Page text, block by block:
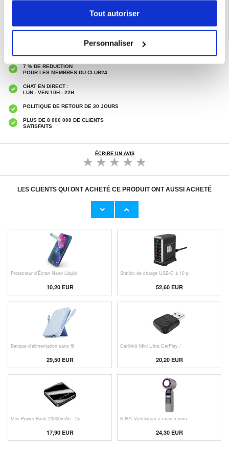
Tout autoriser
Personnaliser
7 % DE RÉDUCTION
POUR LES MEMBRES DU CLUB24
CHAT EN DIRECT :
LUN - VEN 10H - 22H
POLITIQUE DE RETOUR DE 30 JOURS
PLUS DE 8 000 000 DE CLIENTS
SATISFAITS
ÉCRIRE UN AVIS
LES CLIENTS QUI ONT ACHETÉ CE PRODUIT ONT AUSSI ACHETÉ
Câble Apple Lightning d'Origin
Protecteur d'Écran Nano Liquid
10,20 EUR
Station de charge USB-C à 10 p
52,60 EUR
Banque d'alimentation sans fil
29,50 EUR
Carlinkit Mini Ultra CarPlay /
20,20 EUR
Mini Power Bank 20000mAh - 2x
17,90 EUR
K-801 Ventilateur à main à com
24,30 EUR